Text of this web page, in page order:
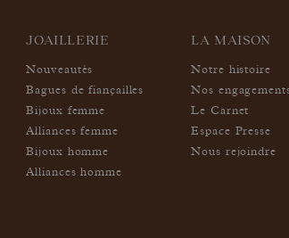
JOAILLERIE
Nouveautés
Bagues de fiançailles
Bijoux femme
Alliances femme
Bijoux homme
Alliances homme
LA MAISON
Notre histoire
Nos
Le Carnet
Espace Presse
Nous rejoindre